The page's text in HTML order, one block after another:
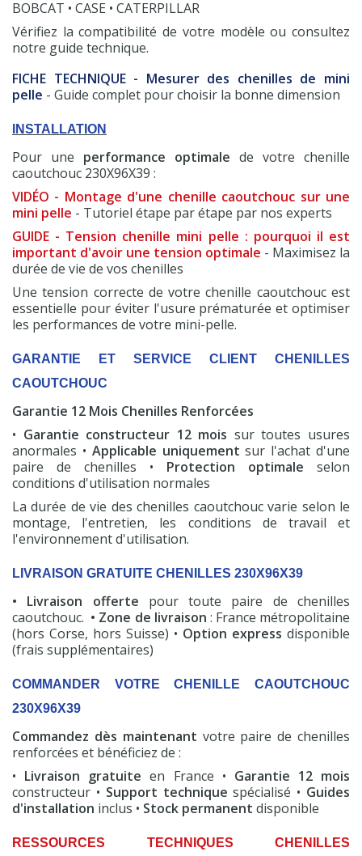
BOBCAT • CASE • CATERPILLAR
Vérifiez la compatibilité de votre modèle ou consultez
notre guide technique.
FICHE TECHNIQUE - Mesurer des chenilles de mini
pelle - Guide complet pour choisir la bonne dimension
INSTALLATION
Pour une performance optimale de votre chenille
caoutchouc 230X96X39 :
VIDÉO - Montage d'une chenille caoutchouc sur une
mini pelle - Tutoriel étape par étape par nos experts
GUIDE - Tension chenille mini pelle : pourquoi il est
important d'avoir une tension optimale - Maximisez la
durée de vie de vos chenilles
Une tension correcte de votre chenille caoutchouc est
essentielle pour éviter l'usure prématurée et optimiser
les performances de votre mini-pelle.
GARANTIE ET SERVICE CLIENT CHENILLES
CAOUTCHOUC
Garantie 12 Mois Chenilles Renforcées
• Garantie constructeur 12 mois sur toutes usures
anormales • Applicable uniquement sur l'achat d'une
paire de chenilles • Protection optimale selon
conditions d'utilisation normales
La durée de vie des chenilles caoutchouc varie selon le
montage, l'entretien, les conditions de travail et
l'environnement d'utilisation.
LIVRAISON GRATUITE CHENILLES 230X96X39
• Livraison offerte pour toute paire de chenilles
caoutchouc. • Zone de livraison : France métropolitaine
(hors Corse, hors Suisse) • Option express disponible
(frais supplémentaires)
COMMANDER VOTRE CHENILLE CAOUTCHOUC
230X96X39
Commandez dès maintenant votre paire de chenilles
renforcées et bénéficiez de :
• Livraison gratuite en France • Garantie 12 mois
constructeur • Support technique spécialisé • Guides
d'installation inclus • Stock permanent disponible
RESSOURCES TECHNIQUES CHENILLES